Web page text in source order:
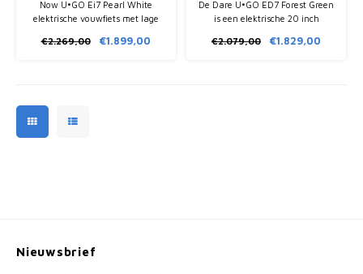
Now U•GO Ei7 Pearl White
elektrische vouwfiets met lage
voorwielmotor en Samsung
€2.269,00 €1.899,00
De Dare U•GO ED7 Forest Green
is een elektrische 20 inch
motor, Samsung 9.6Ah accu in
€2.079,00 €1.829,00
Nieuwsbrief